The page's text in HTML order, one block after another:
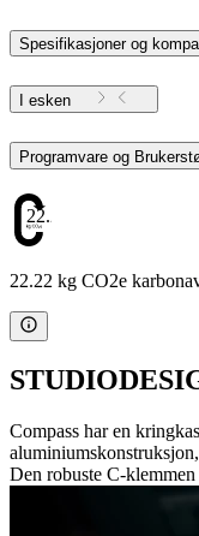
Spesifikasjoner og
I esken
Programvare og
22.22
22.22 kg CO2e
Compass har en
Den robuste C-